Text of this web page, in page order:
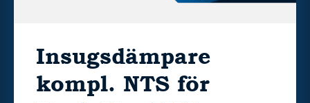
Insugsdämpare
kompl. NTS för